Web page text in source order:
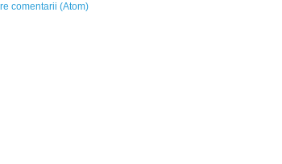
comentarii (Atom)